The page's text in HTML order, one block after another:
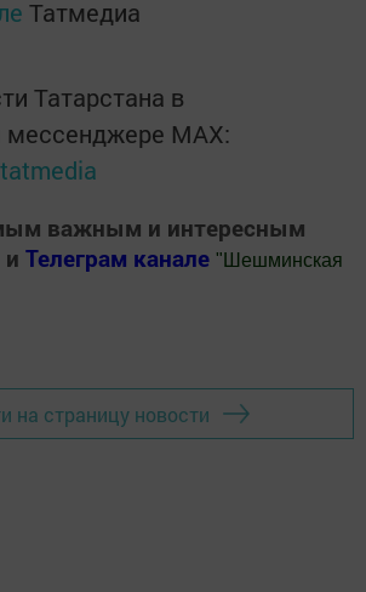
Татмедиа
Татарстана в
мессенджере MАХ:
важным и интересным
и Телеграм канале " Шешминская
на страницу новости